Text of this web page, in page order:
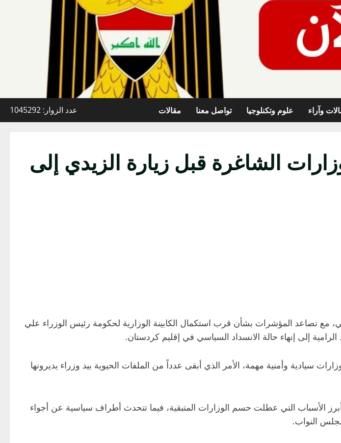
وآراء علوم وتكنلوجيا تواصل معنا مقالات عدد الزوار: 1045292
الشاغرة قبل زيارة الزيدي إلى
مع تصاعد المؤشرات بشأن قرب استكمال الكابينة الوزارية لحكومة رئيس الوزراء علي
إلى إنهاء حالة الانسداد السياسي في إقليم كردستان.
سيادية وأمنية مهمة، الأمر الذي أبقى عدداً من الملفات الحيوية بيد وزراء يديرونها
الأسباب التي عطلت حسم الوزارات المتبقية، فيما تتحدث أطراف سياسية عن أجواء
النواب.